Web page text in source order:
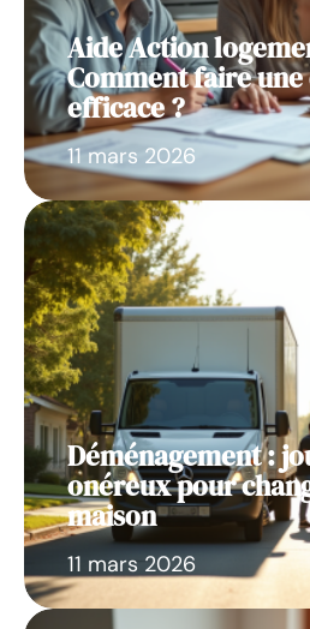
Aide Action
Comment faire
efficace ?
11 mars 2026
Déménagement :
onéreux pour
maison
11 mars 2026